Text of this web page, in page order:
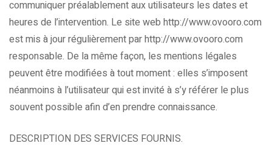
communiquer préalablement aux utilisateurs les dates et
heures de l’intervention. Le site web http://www.ovooro.com
est mis à jour régulièrement par http://www.ovooro.com
responsable. De la même façon, les mentions légales
peuvent être modifiées à tout moment : elles s’imposent
néanmoins à l’utilisateur qui est invité à s’y référer le plus
souvent possible afin d’en prendre connaissance.
DESCRIPTION DES SERVICES FOURNIS.